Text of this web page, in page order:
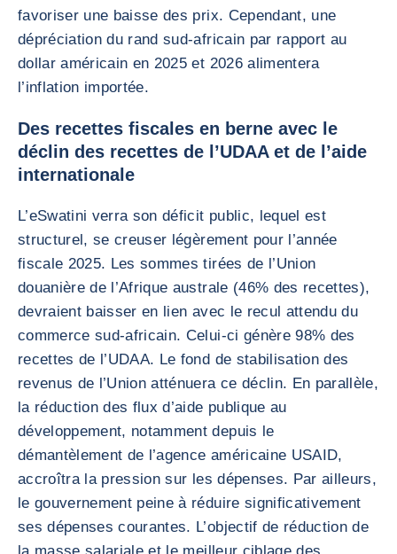
favoriser une baisse des prix. Cependant, une
dépréciation du rand sud-africain par rapport au
dollar américain en 2025 et 2026 alimentera
l’inflation importée.
Des recettes fiscales en berne avec le
déclin des recettes de l’UDAA et de l’aide
internationale
L’eSwatini verra son déficit public, lequel est
structurel, se creuser légèrement pour l’année
fiscale 2025. Les sommes tirées de l’Union
douanière de l’Afrique australe (46% des recettes),
devraient baisser en lien avec le recul attendu du
commerce sud-africain. Celui-ci génère 98% des
recettes de l’UDAA. Le fond de stabilisation des
revenus de l’Union atténuera ce déclin. En parallèle,
la réduction des flux d’aide publique au
développement, notamment depuis le
démantèlement de l’agence américaine USAID,
accroîtra la pression sur les dépenses. Par ailleurs,
le gouvernement peine à réduire significativement
ses dépenses courantes. L’objectif de réduction de